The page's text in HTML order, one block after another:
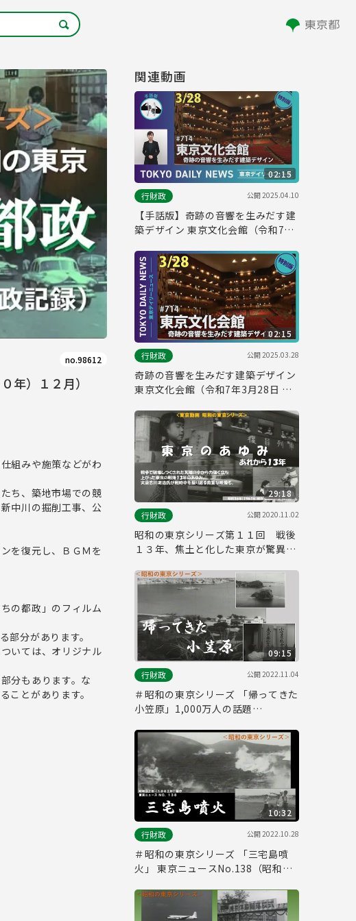
no.98612
年）１２月）
組みや施策などがわ
ち、築地市場での競
中川の掘削工事、公
を復元し、ＢＧＭを
の都政」のフィルム
分があります。
いては、オリジナル
分もあります。な
ことがあります。
関連動画
02:15
行財政
公開2025.04.10
【手話版】奇跡の音響を生みだす建
築デザイン 東京文化会館（令和7年
版）
02:15
行財政
公開2025.03.28
奇跡の音響を生みだす建築デザイン
東京文化会館（令和7年3月28日 東
29:18
行財政
公開2020.11.02
昭和の東京シリーズ第１１回 戦後
１３年、焦土と化した東京が驚異的
子を描いた映像。東京ニュースNo
１００ 「東京のあゆみ あれから１
３年」(昭和３４年(１９５９年）制
作）
09:15
行財政
公開2022.11.04
＃昭和の東京シリーズ 「帰ってきた
小笠原」1,000万人の話題
10:32
行財政
公開2022.10.28
＃昭和の東京シリーズ 「三宅島噴
火」 東京ニュースNo.138（昭和３